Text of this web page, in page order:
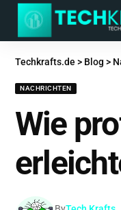
Techkrafts.de > Blog >
NACHRICHTEN
Wie